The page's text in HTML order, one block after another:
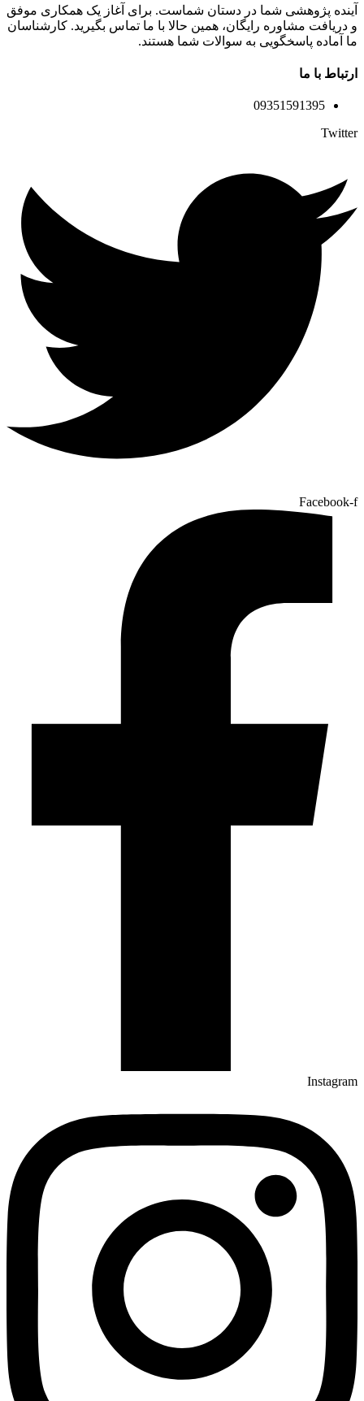
آینده پژوهشی شما در دستان شماست. برای آغاز یک همکاری موفق
و دریافت مشاوره رایگان، همین حالا با ما تماس بگیرید. کارشناسان
ما آماده پاسخگویی به سوالات شما هستند.
ارتباط با ما
09351591395
Twitter
Facebook-f
Instagram